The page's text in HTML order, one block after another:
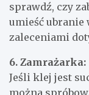
sprawdź, czy
umieść ubranie
zaleceniami
6. Zamrażarka:
Jeśli klej jest